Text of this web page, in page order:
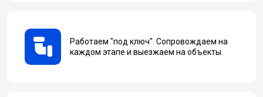
Работаем "под ключ". Сопровождаем на
каждом этапе и выезжаем на объекты.